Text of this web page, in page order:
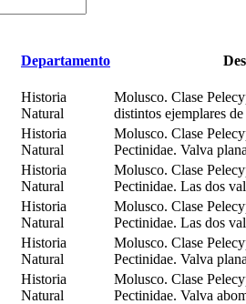
Departamento
Historia
Natural
Molusco. Clase
distintos ejemplares
Historia
Natural
Molusco. Clase
Pectinidae. Valva
Historia
Natural
Molusco. Clase
Pectinidae. Las dos
Historia
Natural
Molusco. Clase
Pectinidae. Las dos
Historia
Natural
Molusco. Clase
Pectinidae. Valva
Historia
Natural
Molusco. Clase
Pectinidae. Valva